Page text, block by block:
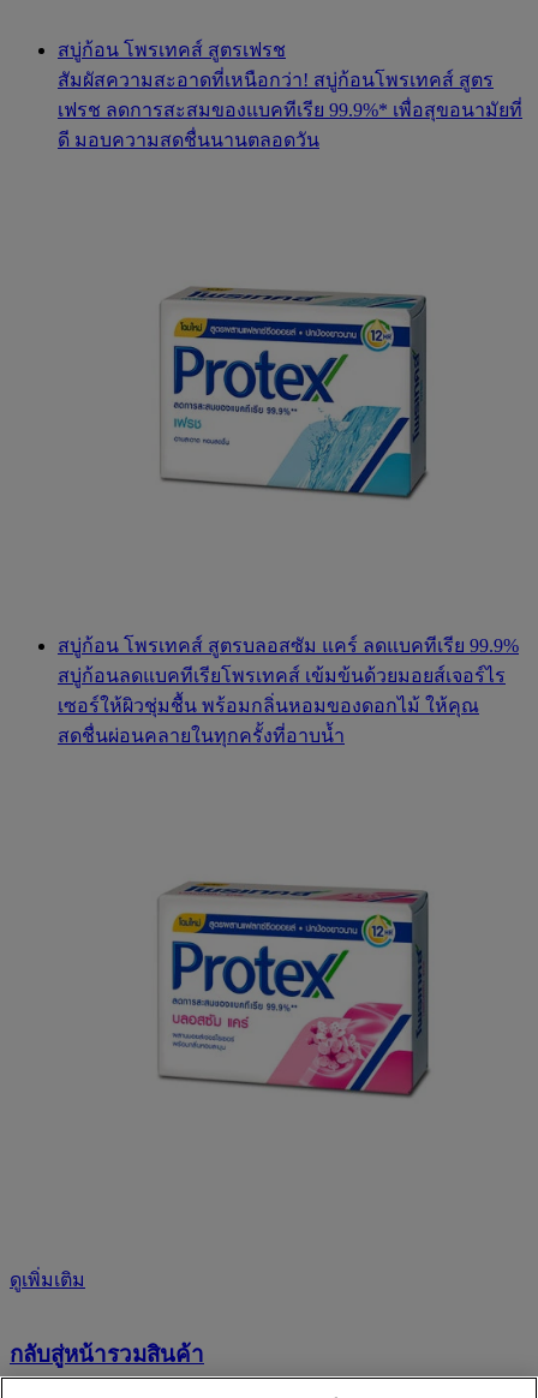
สบู่ก้อน โพรเทคส์ สูตรเฟรช
สัมผัสความสะอาดที่เหนือกว่า! สบู่ก้อนโพรเทคส์ สูตร
เฟรช ลดการสะสมของแบคทีเรีย 99.9%* เพื่อสุขอนามัยที่
ดี มอบความสดชื่นนานตลอดวัน
สบู่ก้อน โพรเทคส์ สูตรบลอสซัม แคร์ ลดแบคทีเรีย 99.9%
สบู่ก้อนลดแบคทีเรียโพรเทคส์ เข้มข้นด้วยมอยส์เจอร์ไร
เซอร์ให้ผิวชุ่มชื้น พร้อมกลิ่นหอมของดอกไม้ ให้คุณ
สดชื่นผ่อนคลายในทุกครั้งที่อาบน้ำ
ดูเพิ่มเติม
กลับสู่หน้ารวมสินค้า